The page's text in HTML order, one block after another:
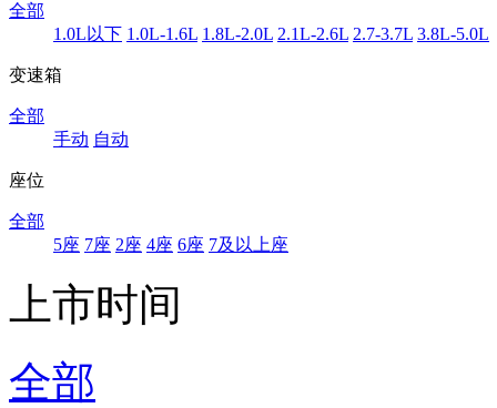
全部
1.0L以下 1.0L-1.6L 1.8L-2.0L 2.1L-2.6L 2.7-3.7L 3.8L-5.0L
变速箱
全部
手动 自动
座位
全部
5座 7座 2座 4座 6座 7及以上座
上市时间
全部